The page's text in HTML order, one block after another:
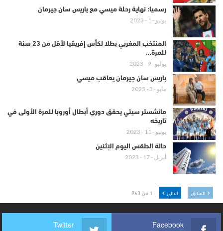
رسميا: نهاية رحلة ميسي مع باريس سان جيرمان
يونيو - 1 - 2023
المنتخب المغربي بطلا لكأس إفريقيا لأقل من 23 سنة
للمرة…
يوليو - 9 - 2023
باريس سان جيرمان يعاقب ميسي
مايو - 3 - 2023
مانشستر سيتي يحقق دوري أبطال أوروبا للمرة الأولى في
تاريخه
يونيو - 11 - 2023
حالة الطقس اليوم الإثنين
أبريل - 17 - 2023
السابق التالي 1 من 963
Facebook
Twitter